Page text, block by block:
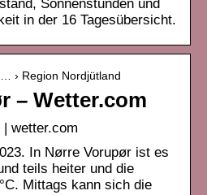
Sonnenstunden und
in der 16 Tagesübersicht.
› Region Nordjütland
– Wetter.com
wetter.com
In Nørre Vorupør ist es
teils heiter und die
Mittags kann sich die